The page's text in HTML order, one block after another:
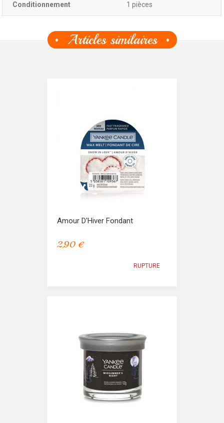
Conditionnement 1 pièces
Articles similaires
Amour D'Hiver Fondant
2,90 €
RUPTURE